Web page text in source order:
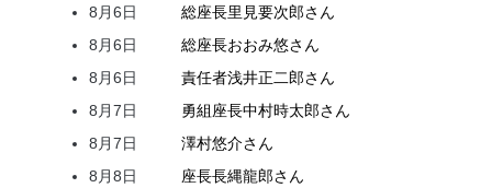
8月6日
総座長里見要次郎さん
8月6日
総座長おおみ悠さん
8月6日
責任者浅井正二郎さん
8月7日
勇組座長中村時太郎さん
8月7日
澤村悠介さん
8月8日
座長長縄龍郎さん